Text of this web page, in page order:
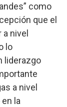
como
que el
nivel
lo
liderazgo
a nivel
la